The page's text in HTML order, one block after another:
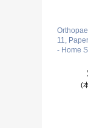
11,
- Home
(